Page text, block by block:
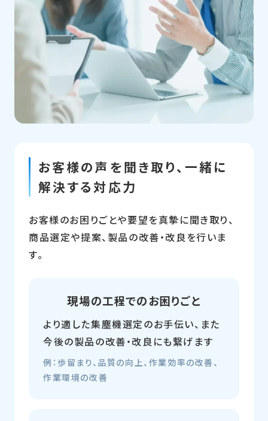
お客様の声を聞き取り、一緒に
解決する対応力
お客様のお困りごとや要望を真摯に聞き取り、
商品選定や提案、製品の改善・改良を行いま
す。
現場の工程でのお困りごと
より適した集塵機選定のお手伝い、また
今後の製品の改善・改良にも繋げます
例：歩留まり、品質の向上、作業効率の改善、
作業環境の改善